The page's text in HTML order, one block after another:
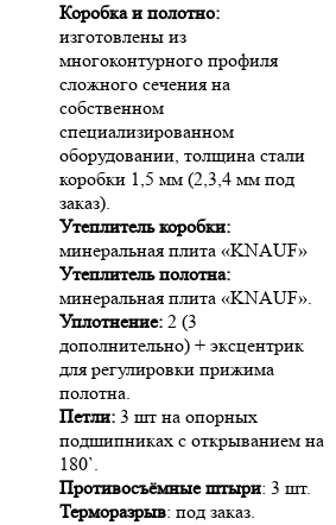
Коробка и полотно:
изготовлены из
многоконтурного профиля
сложного сечения на
собственном
специализированном
оборудовании, толщина стали
коробки 1,5 мм (2,3,4 мм под
заказ).
Утеплитель коробки:
минеральная плита «KNAUF»
Утеплитель полотна:
минеральная плита «KNAUF».
Уплотнение:2 (3
дополнительно) + эксцентрик
для регулировки прижима
полотна.
Петли: 3 шт на опорных
подшипниках с открыванием на
180`.
Противосъёмные штыри: 3 шт.
Терморазрыв: под заказ.